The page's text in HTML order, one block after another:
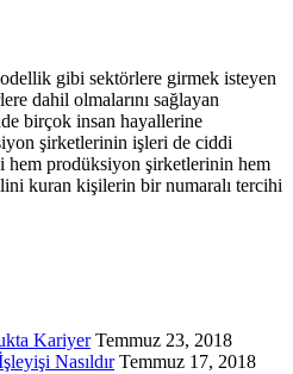
gibi sektörlere girmek isteyen
dahil olmalarını sağlayan
birçok insan hayallerine
şirketlerinin işleri de ciddi
hem prodüksiyon şirketlerinin hem
kuran kişilerin bir numaralı tercihi
Kariyer Temmuz 23, 2018
Nasıldır Temmuz 17, 2018